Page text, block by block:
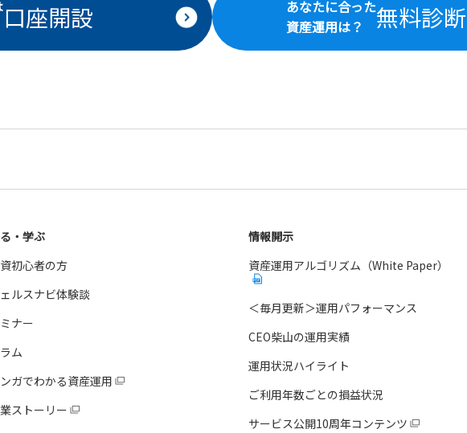
口座開設
あなたに合った
資産運用は？
無料診断
・学ぶ
初心者の方
ルスナビ体験談
ナー
ム
ガでわかる資産運用
ストーリー
情報開示
資産運用アルゴリズム（White Paper）
＜毎月更新＞運用パフォーマンス
CEO柴山の運用実績
運用状況ハイライト
ご利用年数ごとの損益状況
サービス公開10周年コンテンツ